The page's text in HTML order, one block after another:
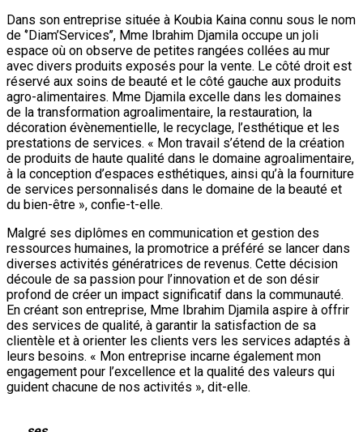
Dans son entreprise située à Koubia Kaina connu sous le nom
de ‘’Diam’Services’’, Mme Ibrahim Djamila occupe un joli
espace où on observe de petites rangées collées au mur
avec divers produits exposés pour la vente. Le côté droit est
réservé aux soins de beauté et le côté gauche aux produits
agro-alimentaires. Mme Djamila excelle dans les domaines
de la transformation agroalimentaire, la restauration, la
décoration évènementielle, le recyclage, l’esthétique et les
prestations de services. « Mon travail s’étend de la création
de produits de haute qualité dans le domaine agroalimentaire,
à la conception d’espaces esthétiques, ainsi qu’à la fourniture
de services personnalisés dans le domaine de la beauté et
du bien-être », confie-t-elle.
Malgré ses diplômes en communication et gestion des
ressources humaines, la promotrice a préféré se lancer dans
diverses activités génératrices de revenus. Cette décision
découle de sa passion pour l’innovation et de son désir
profond de créer un impact significatif dans la communauté.
En créant son entreprise, Mme Ibrahim Djamila aspire à offrir
des services de qualité, à garantir la satisfaction de sa
clientèle et à orienter les clients vers les services adaptés à
leurs besoins. « Mon entreprise incarne également mon
engagement pour l’excellence et la qualité des valeurs qui
guident chacune de nos activités », dit-elle.